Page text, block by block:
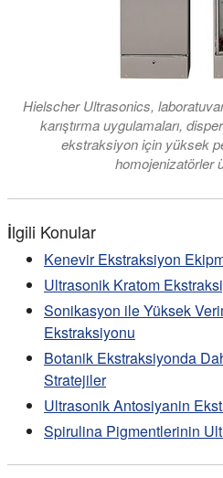
Hielscher Ultrasonics,
karıştırma uygulamaları,
ekstraksiyon için yüksek
homojenizatörler
İlgili Konular
Kenevir Ekstraksiyon
Ultrasonik Kratom
Sonikasyon ile Yüksek
Ekstraksiyonu
Botanik Ekstraksiyonda
Stratejiler
Ultrasonik Antosiyanin
Spirulina Pigmentlerinin